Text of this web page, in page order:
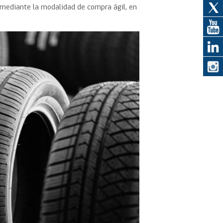
la modalidad de compra ágil, en